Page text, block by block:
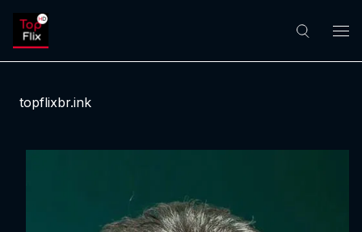
topflixbr.ink